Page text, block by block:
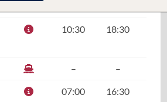
10:30 18:30
– –
07:00 16:30